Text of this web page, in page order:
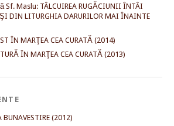
Maslu: TÂLCUIREA RUGĂCIUNII ÎNTÂI
DIN LITURGHIA DARURILOR MAI ÎNAINTE
ÎN MARŢEA CEA CURATĂ (2014)
ÎN MARŢEA CEA CURATĂ (2013)
BUNAVESTIRE (2012)